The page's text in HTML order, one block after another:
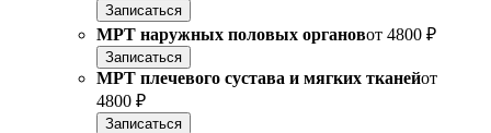
Записаться
МРТ наружных половых органовот 4800 ₽
Записаться
МРТ плечевого сустава и мягких тканейот
4800 ₽
Записаться